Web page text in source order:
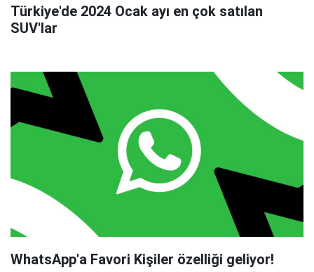
Türkiye'de 2024 Ocak ayı en çok satılan
SUV'lar
WhatsApp'a Favori Kişiler özelliği geliyor!